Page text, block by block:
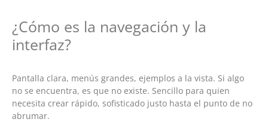
¿Cómo es la navegación y la
interfaz?
Pantalla clara, menús grandes, ejemplos a la vista. Si algo
no se encuentra, es que no existe. Sencillo para quien
necesita crear rápido, sofisticado justo hasta el punto de no
abrumar.